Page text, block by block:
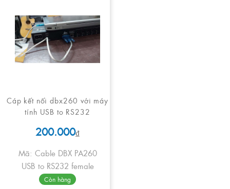
Cáp kết nối dbx260 với máy
tính USB to RS232
200.000₫
Mã: Cable DBX PA260
USB to RS232 female
Còn hàng